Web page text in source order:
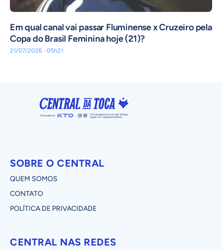
Em qual canal vai passar Fluminense x Cruzeiro pela
Copa do Brasil Feminina hoje (21)?
21/07/2026 · 05h21
SOBRE O CENTRAL
QUEM SOMOS
CONTATO
POLÍTICA DE PRIVACIDADE
CENTRAL NAS REDES